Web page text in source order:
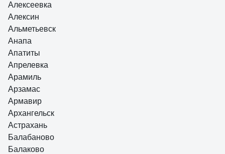
Алексеевка
Алексин
Альметьевск
Анапа
Апатиты
Апрелевка
Арамиль
Арзамас
Армавир
Архангельск
Астрахань
Балабаново
Балаково